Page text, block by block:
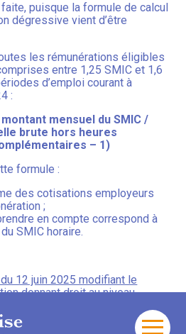
puisque la formule de calcul
dégressive vient d’être
les rémunérations éligibles
entre 1,25 SMIC et 1,6
d’emploi courant à
:
montant mensuel du SMIC /
brute hors heures
– 1)
formule :
des cotisations employeurs
;
en compte correspond à
SMIC horaire.
12 juin 2025 modifiant le
donnant droit au niveau
occasionnels et de